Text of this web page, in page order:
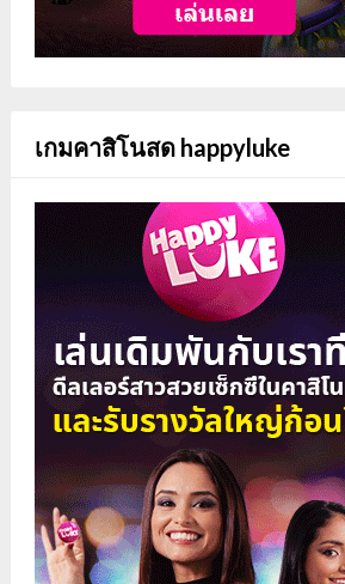
เกมคาสิโนสด happyluke